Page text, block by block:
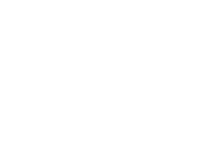
širokou nabídku